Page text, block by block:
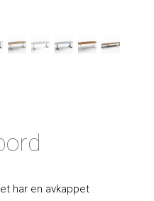
har en avkappet